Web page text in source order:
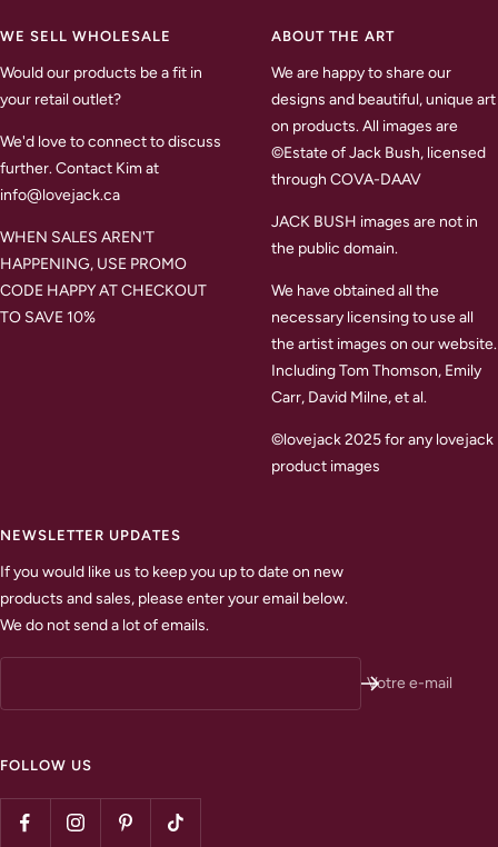
WE SELL WHOLESALE
Would our products be a fit in
your retail outlet?
We'd love to connect to discuss
further. Contact Kim at
info@lovejack.ca
WHEN SALES AREN'T
HAPPENING, USE PROMO
CODE HAPPY AT CHECKOUT
TO SAVE 10%
ABOUT THE ART
We are happy to share our
designs and beautiful, unique art
on products. All images are
©Estate of Jack Bush, licensed
through COVA-DAAV
JACK BUSH images are not in
the public domain.
We have obtained all the
necessary licensing to use all
the artist images on our website.
Including Tom Thomson, Emily
Carr, David Milne, et al.
©lovejack 2025 for any lovejack
product images
NEWSLETTER UPDATES
If you would like us to keep you up to date on new
products and sales, please enter your email below.
We do not send a lot of emails.
Votre e-mail
FOLLOW US